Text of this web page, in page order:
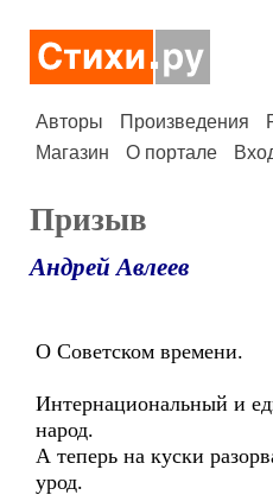
Авторы Произведения
Магазин
О портале
Призыв
Андрей Авлеев
О Советском времени.
Интернациональный и
народ.
А теперь на куски
урод.